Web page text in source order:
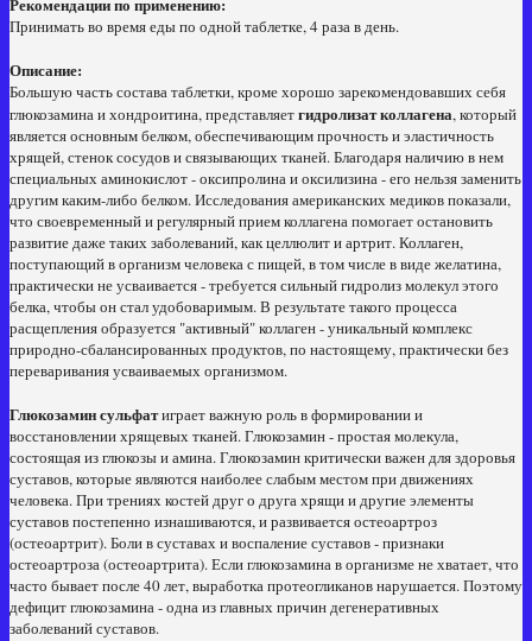
Принимать во время еды по одной таблетке, 4 раза в день.
Описание:
Большую часть состава таблетки, кроме хорошо зарекомендовавших себя
глюкозамина и хондроитина, представляетгидролизат коллагена, который
является основным белком, обеспечивающим прочность и эластичность
хрящей, стенок сосудов и связывающих тканей. Благодаря наличию в нем
специальных аминокислот - оксипролина и оксилизина - его нельзя заменить
другим каким-либо белком. Исследования американских медиков показали,
что своевременный и регулярный прием коллагена помогает остановить
развитие даже таких заболеваний, как целлюлит и артрит. Коллаген,
поступающий в организм человека с пищей, в том числе в виде желатина,
практически не усваивается - требуется сильный гидролиз молекул этого
белка, чтобы он стал удобоваримым. В результате такого процесса
расщепления образуется "активный" коллаген - уникальный комплекс
природно-сбалансированных продуктов, по настоящему, практически без
переваривания усваиваемых организмом.
Глюкозамин сульфатиграет важную роль в формировании и
восстановлении хрящевых тканей. Глюкозамин - простая молекула,
состоящая из глюкозы и амина. Глюкозамин критически важен для здоровья
суставов, которые являются наиболее слабым местом при движениях
человека. При трениях костей друг о друга хрящи и другие элементы
суставов постепенно изнашиваются, и развивается остеоартроз
(остеоартрит). Боли в суставах и воспаление суставов - признаки
остеоартроза (остеоартрита). Если глюкозамина в организме не хватает, что
часто бывает после 40 лет, выработка протеогликанов нарушается. Поэтому
дефицит глюкозамина - одна из главных причин дегенеративных
заболеваний суставов.